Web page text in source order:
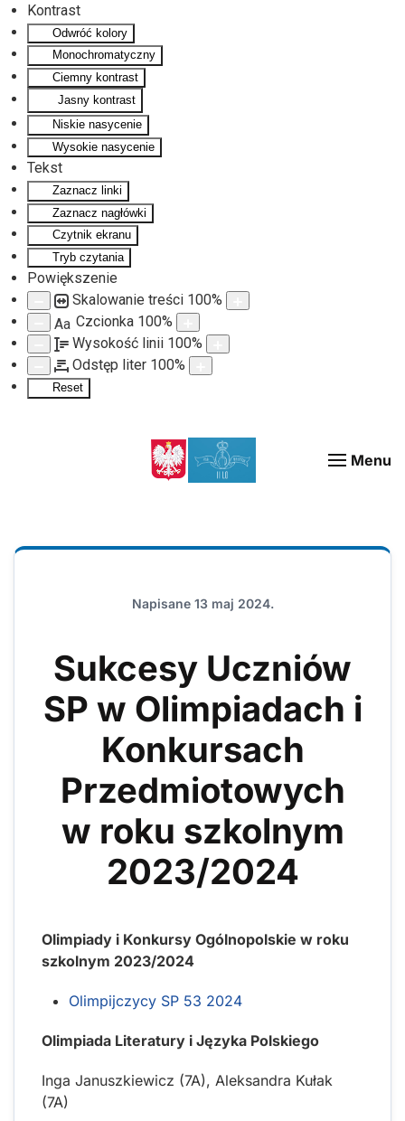
Kontrast
Odwróć kolory
Monochromatyczny
Ciemny kontrast
Jasny kontrast
Niskie nasycenie
Wysokie nasycenie
Tekst
Zaznacz linki
Zaznacz nagłówki
Czytnik ekranu
Tryb czytania
Powiększenie
Skalowanie treści 100%
Aa Czcionka 100%
Wysokość linii 100%
Odstęp liter 100%
Reset
Menu
Napisane 13 maj 2024.
Sukcesy Uczniów
SP w Olimpiadach i
Konkursach
Przedmiotowych
w roku szkolnym
2023/2024
Olimpiady i Konkursy Ogólnopolskie w roku
szkolnym 2023/2024
Olimpijczycy SP 53 2024
Olimpiada Literatury i Języka Polskiego
Inga Januszkiewicz (7A), Aleksandra Kułak
(7A)